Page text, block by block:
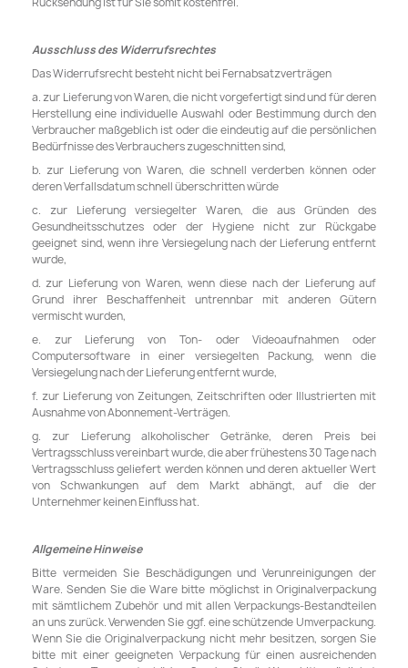
Ausschluss des Widerrufsrechtes
Das Widerrufsrecht besteht nicht bei Fernabsatzverträgen
a. zur Lieferung von Waren, die nicht vorgefertigt sind und für deren
Herstellung eine individuelle Auswahl oder Bestimmung durch den
Verbraucher maßgeblich ist oder die eindeutig auf die persönlichen
Bedürfnisse des Verbrauchers zugeschnitten sind,
b. zur Lieferung von Waren, die schnell verderben können oder
deren Verfallsdatum schnell überschritten würde
c. zur Lieferung versiegelter Waren, die aus Gründen des
Gesundheitsschutzes oder der Hygiene nicht zur Rückgabe
geeignet sind, wenn ihre Versiegelung nach der Lieferung entfernt
wurde,
d. zur Lieferung von Waren, wenn diese nach der Lieferung auf
Grund ihrer Beschaffenheit untrennbar mit anderen Gütern
vermischt wurden,
e. zur Lieferung von Ton- oder Videoaufnahmen oder
Computersoftware in einer versiegelten Packung, wenn die
Versiegelung nach der Lieferung entfernt wurde,
f. zur Lieferung von Zeitungen, Zeitschriften oder Illustrierten mit
Ausnahme von Abonnement-Verträgen.
g. zur Lieferung alkoholischer Getränke, deren Preis bei
Vertragsschluss vereinbart wurde, die aber frühestens 30 Tage nach
Vertragsschluss geliefert werden können und deren aktueller Wert
von Schwankungen auf dem Markt abhängt, auf die der
Unternehmer keinen Einfluss hat.
Allgemeine Hinweise
Bitte vermeiden Sie Beschädigungen und Verunreinigungen der
Ware. Senden Sie die Ware bitte möglichst in Originalverpackung
mit sämtlichem Zubehör und mit allen Verpackungs-Bestandteilen
an uns zurück. Verwenden Sie ggf. eine schützende Umverpackung.
Wenn Sie die Originalverpackung nicht mehr besitzen, sorgen Sie
bitte mit einer geeigneten Verpackung für einen ausreichenden